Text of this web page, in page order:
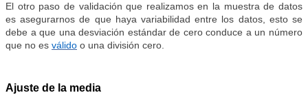
El otro paso de validación que realizamos en la muestra de datos
es asegurarnos de que haya variabilidad entre los datos, esto se
debe a que una desviación estándar de cero conduce a un número
que no es válido o una división cero.
Ajuste de la media